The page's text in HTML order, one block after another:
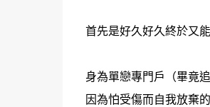
首先是好久好久終於又
身為單戀專門戶（畢竟
因為怕受傷而自我放棄